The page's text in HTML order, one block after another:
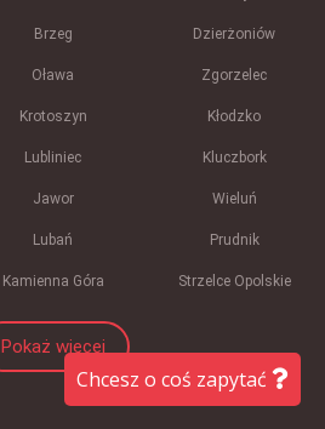
Brzeg Dzierżoniów
Oława Zgorzelec
Krotoszyn Kłodzko
Lubliniec Kluczbork
Jawor Wieluń
Lubań Prudnik
Kamienna Góra Strzelce Opolskie
Pokaż więcej
Chcesz o coś zapytać